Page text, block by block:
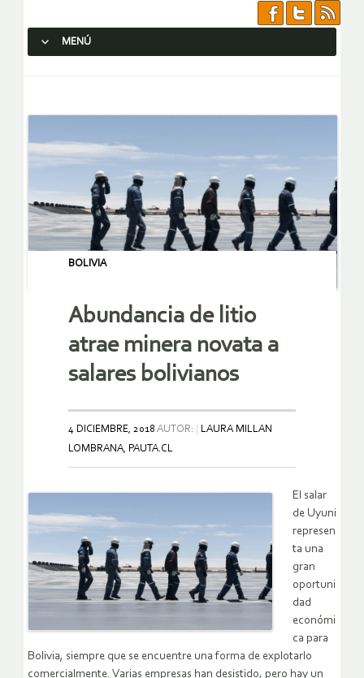
MENÚ
BOLIVIA
Abundancia de litio
atrae minera novata a
salares bolivianos
4 DICIEMBRE, 2018 AUTOR:
LAURA MILLAN
LOMBRANA, PAUTA.CL
El salar
de Uyuni
represen
ta una
gran
oportuni
dad
económi
ca para
Bolivia, siempre que se encuentre una forma de explotarlo
comercialmente. Varias empresas han desistido, pero hay un